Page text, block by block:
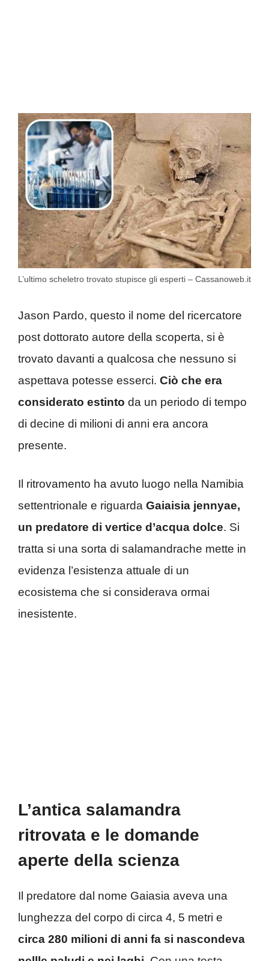
L’ultimo scheletro trovato stupisce gli esperti – Cassanoweb.it
Jason Pardo, questo il nome del ricercatore
post dottorato autore della scoperta, si è
trovato davanti a qualcosa che nessuno si
aspettava potesse esserci. Ciò che era
considerato estinto da un periodo di tempo
di decine di milioni di anni era ancora
presente.
Il ritrovamento ha avuto luogo nella Namibia
settentrionale e riguarda Gaiaisia jennyae,
un predatore di vertice d’acqua dolce. Si
tratta si una sorta di salamandrache mette in
evidenza l’esistenza attuale di un
ecosistema che si considerava ormai
inesistente.
L’antica salamandra
ritrovata e le domande
aperte della scienza
Il predatore dal nome Gaiasia aveva una
lunghezza del corpo di circa 4, 5 metri e
circa 280 milioni di anni fa si nascondeva